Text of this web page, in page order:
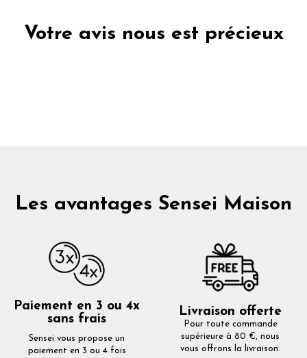
Votre avis nous est précieux
Les avantages Sensei Maison
Paiement en 3 ou 4x
sans frais
Sensei vous propose un
paiement en 3 ou 4 fois
Livraison offerte
Pour toute commande
supérieure à 80 €, nous
vous offrons la livraison.